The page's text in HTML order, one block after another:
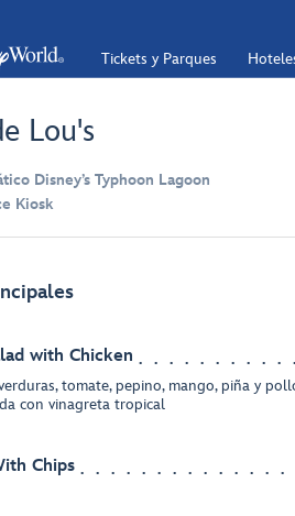
Tickets y Parques
Lou's
Disney’s Typhoon Lagoon
Kiosk
with Chicken
tomate, pepino, mango, piña y
con vinagreta tropical
Chips